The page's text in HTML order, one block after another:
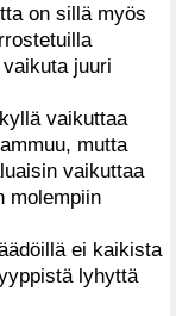
on sillä myös
juuri
vaikuttaa
mutta
vaikuttaa
molempiin
ei kaikista
lyhyttä